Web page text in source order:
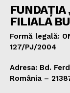
FUNDAȚIA
FILIALA
Formă legală:
127/PJ/2004
Adresa: Bd.
România –